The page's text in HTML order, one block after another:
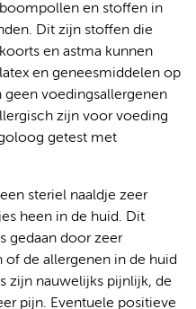
en stoffen in
Dit zijn stoffen die
en astma kunnen
en geneesmiddelen op
geen voedingsallergenen
zijn voor voeding
getest met
steriel naaldje zeer
heen in de huid. Dit
gedaan door zeer
of de allergenen in de huid
zijn nauwelijks pijnlijk, de
pijn. Eventuele positieve